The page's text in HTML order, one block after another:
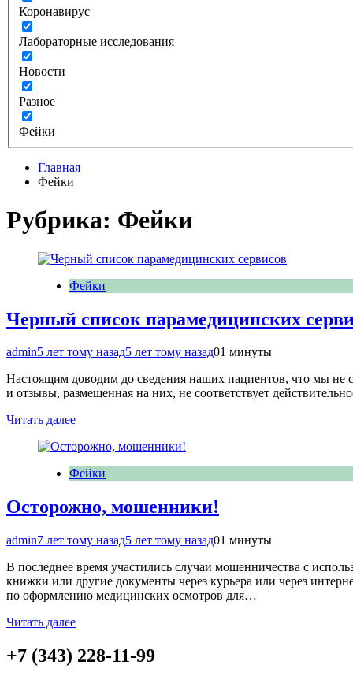
Коронавирус
Лабораторные исследования
Новости
Разное
Фейки
Главная
Фейки
Рубрика: Фейки
Фейки
Черный список парамедицинских
admin5 лет тому назад5 лет тому назад01 минуты
Настоящим доводим до сведения наших пациентов, что мы
и отзывы, размещенная на них, не соответствует
Читать далее
Фейки
Осторожно, мошенники!
admin7 лет тому назад5 лет тому назад01 минуты
В последнее время участились случаи мошенничества с
книжки или другие документы через курьера или через
по оформлению медицинских осмотров для…
Читать далее
+7 (343) 228-11-99